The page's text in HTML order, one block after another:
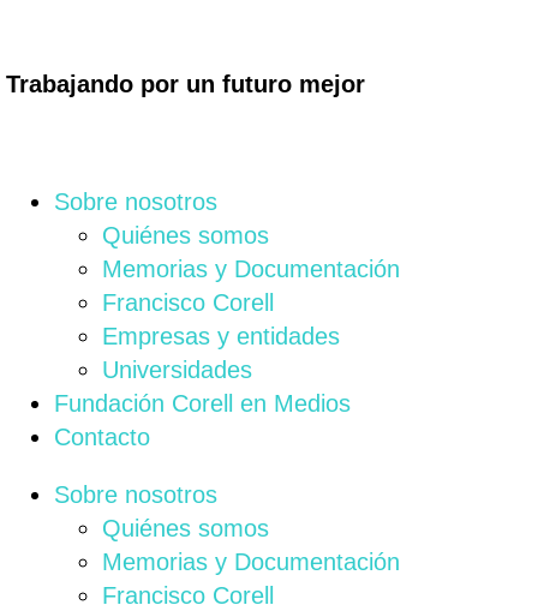
Trabajando por un futuro mejor
Sobre nosotros
Quiénes somos
Memorias y Documentación
Francisco Corell
Empresas y entidades
Universidades
Fundación Corell en Medios
Contacto
Sobre nosotros
Quiénes somos
Memorias y Documentación
Francisco Corell